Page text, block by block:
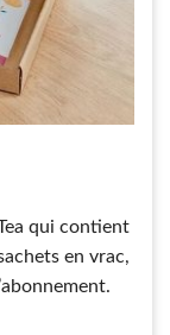
qui contient
en vrac,